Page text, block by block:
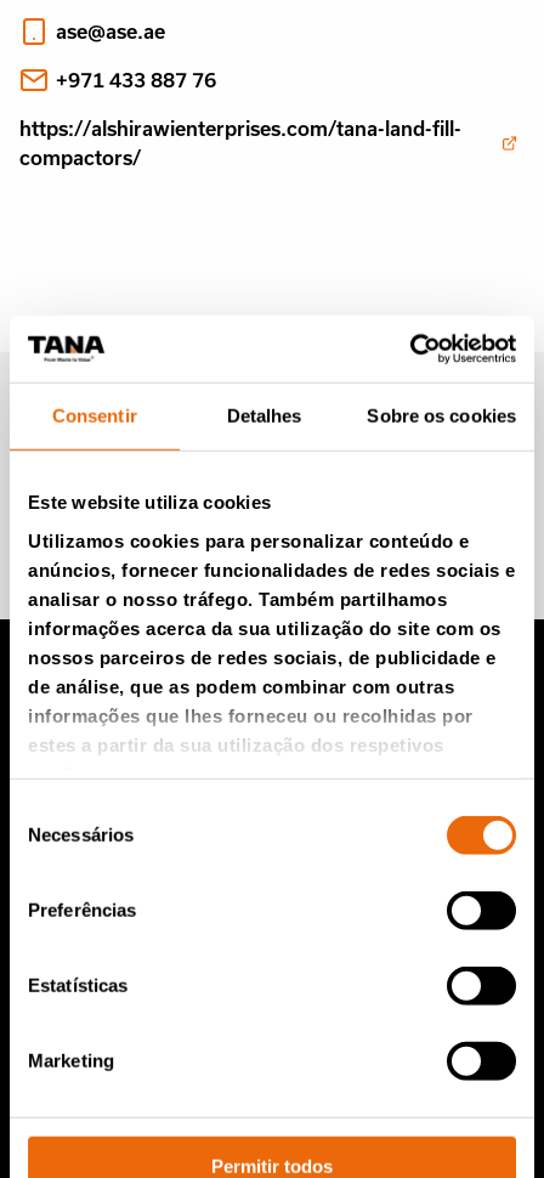
Consentir Detalhes Sobre os cookies
Este website utiliza cookies
Utilizamos cookies para personalizar conteúdo e
anúncios, fornecer funcionalidades de redes sociais e
analisar o nosso tráfego. Também partilhamos
informações acerca da sua utilização do site com os
nossos parceiros de redes sociais, de publicidade e
de análise, que as podem combinar com outras
informações que lhes forneceu ou recolhidas por
estes a partir da sua utilização dos respetivos
deNecessários
Preferências
Estatísticas
Marketing
Permitir todos
ase@ase.ae
+971 433 887 76
https://alshirawienterprises.com/tana-land-fill-
compactors/
Newsletter da Tana (em
inglês)
Participe e saiba mais.
Produtos TANA
Peças de reposição TANA
Sobre nós